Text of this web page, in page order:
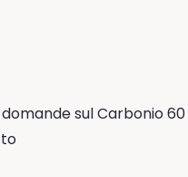
sul Carbonio 60